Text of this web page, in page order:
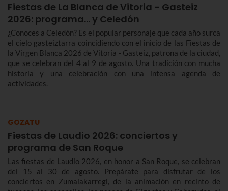
Fiestas de La Blanca de Vitoria - Gasteiz
2026: programa… y Celedón
¿Conoces a Celedón? Es el popular personaje que cada año surca
el cielo gasteiztarra coincidiendo con el inicio de las Fiestas de
la Virgen Blanca 2026 de Vitoria - Gasteiz, patrona de la ciudad,
que se celebran del 4 al 9 de agosto. Una tradición con mucha
historia y una celebración con una intensa agenda de
actividades.
GOZATU
Fiestas de Laudio 2026: conciertos y
programa de San Roque
Las fiestas de Laudio 2026, en honor a San Roque, se celebran
del 15 al 30 de agosto. Prepárate para disfrutar de los
conciertos en Zumalakarregi, de la animación en recinto de